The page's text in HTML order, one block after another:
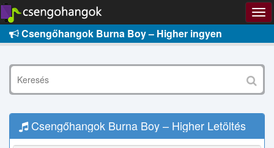
Csengőhangok Burna Boy – Higher ingyen
Csengőhangok Burna Boy – Higher Letöltés